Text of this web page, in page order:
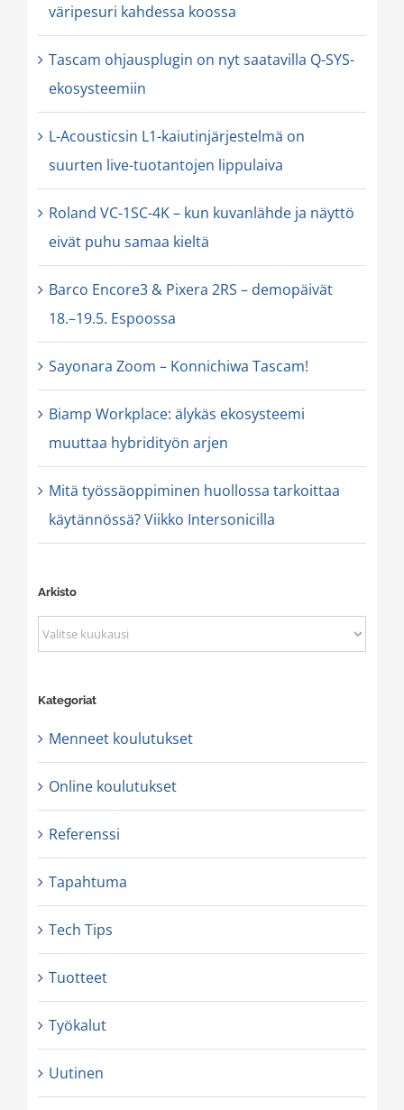
väripesuri kahdessa koossa
Tascam ohjausplugin on nyt saatavilla Q-SYS-
ekosysteemiin
L-Acousticsin L1-kaiutinjärjestelmä on
suurten live-tuotantojen lippulaiva
Roland VC-1SC-4K – kun kuvanlähde ja näyttö
eivät puhu samaa kieltä
Barco Encore3 & Pixera 2RS – demopäivät
18.–19.5. Espoossa
Sayonara Zoom – Konnichiwa Tascam!
Biamp Workplace: älykäs ekosysteemi
muuttaa hybridityön arjen
Mitä työssäoppiminen huollossa tarkoittaa
käytännössä? Viikko Intersonicilla
Arkisto
Arkisto
Kategoriat
Menneet koulutukset
Online koulutukset
Referenssi
Tapahtuma
Tech Tips
Tuotteet
Työkalut
Uutinen